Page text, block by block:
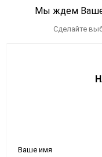
Мы ждем
Сделайте
Ваше имя